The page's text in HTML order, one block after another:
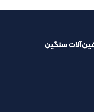
سنگین